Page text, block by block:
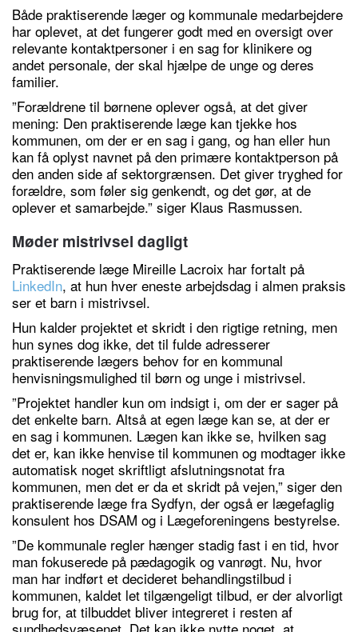
Både praktiserende læger og kommunale medarbejdere
har oplevet, at det fungerer godt med en oversigt over
relevante kontaktpersoner i en sag for klinikere og
andet personale, der skal hjælpe de unge og deres
familier.
”Forældrene til børnene oplever også, at det giver
mening: Den praktiserende læge kan tjekke hos
kommunen, om der er en sag i gang, og han eller hun
kan få oplyst navnet på den primære kontaktperson på
den anden side af sektorgrænsen. Det giver tryghed for
forældre, som føler sig genkendt, og det gør, at de
oplever et samarbejde.” siger Klaus Rasmussen.
Møder mistrivsel dagligt
Praktiserende læge Mireille Lacroix har fortalt på
LinkedIn, at hun hver eneste arbejdsdag i almen praksis
ser et barn i mistrivsel.
Hun kalder projektet et skridt i den rigtige retning, men
hun synes dog ikke, det til fulde adresserer
praktiserende lægers behov for en kommunal
henvisningsmulighed til børn og unge i mistrivsel.
”Projektet handler kun om indsigt i, om der er sager på
det enkelte barn. Altså at egen læge kan se, at der er
en sag i kommunen. Lægen kan ikke se, hvilken sag
det er, kan ikke henvise til kommunen og modtager ikke
automatisk noget skriftligt afslutningsnotat fra
kommunen, men det er da et skridt på vejen,” siger den
praktiserende læge fra Sydfyn, der også er lægefaglig
konsulent hos DSAM og i Lægeforeningens bestyrelse.
”De kommunale regler hænger stadig fast i en tid, hvor
man fokuserede på pædagogik og vanrøgt. Nu, hvor
man har indført et decideret behandlingstilbud i
kommunen, kaldet let tilgængeligt tilbud, er der alvorligt
brug for, at tilbuddet bliver integreret i resten af
sundhedsvæsenet. Det kan ikke nytte noget, at